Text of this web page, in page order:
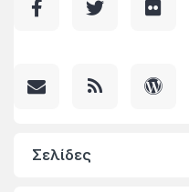
Σελίδες